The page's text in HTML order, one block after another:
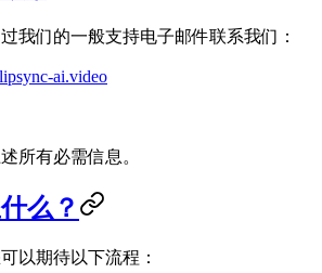
我们的一般支持电子邮件联系我们：
ai.video
所有必需信息。
么？
以期待以下流程：